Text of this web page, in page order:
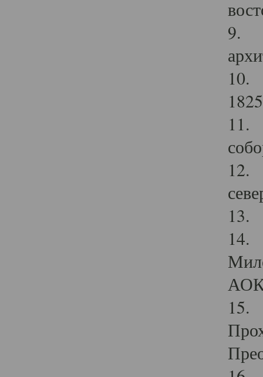
9.
10.
11.
12.
13.
14.
15.